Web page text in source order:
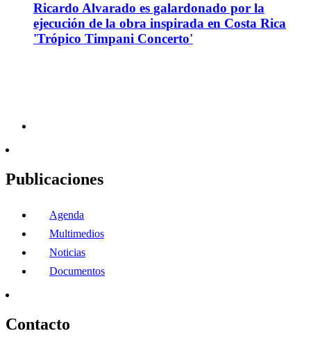
Ricardo Alvarado es galardonado por la
ejecución de la obra inspirada en Costa Rica
'Trópico Timpani Concerto'
Publicaciones
Agenda
Multimedios
Noticias
Documentos
Contacto